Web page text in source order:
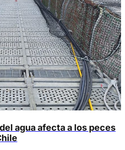
agua afecta a los peces